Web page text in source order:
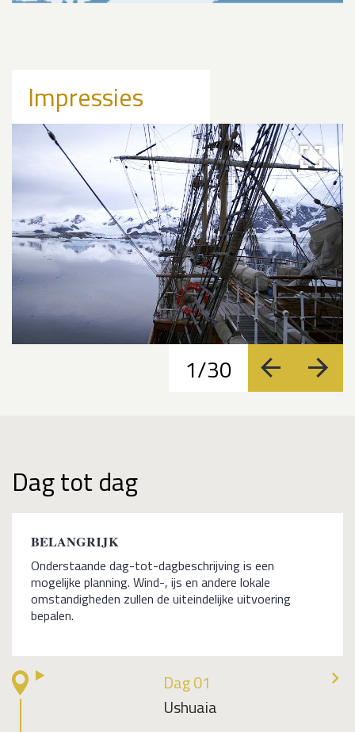
Impressies
1/30 vorige
Dag tot dag
BELANGRIJK
Onderstaande dag-tot-dagbeschrijving is een
mogelijke planning. Wind-, ijs en andere lokale
omstandigheden zullen de uiteindelijke uitvoering
bepalen.
Dag 01
Ushuaia